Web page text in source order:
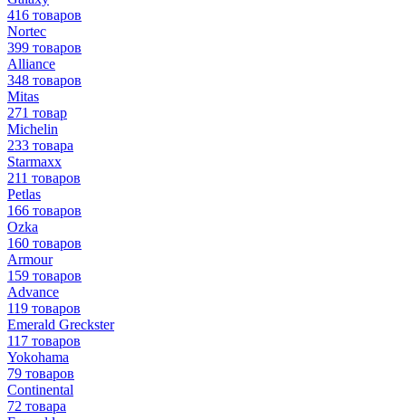
416 товаров
Nortec
399 товаров
Alliance
348 товаров
Mitas
271 товар
Michelin
233 товара
Starmaxx
211 товаров
Petlas
166 товаров
Ozka
160 товаров
Armour
159 товаров
Advance
119 товаров
Emerald Greckster
117 товаров
Yokohama
79 товаров
Continental
72 товара